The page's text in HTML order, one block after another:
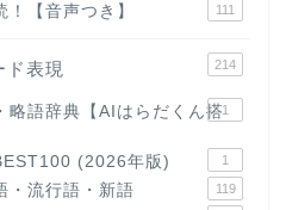
【音声つき】 111
表現 214
略語辞典【AIはらだくん搭1
(2026年版) 1
・流行語・新語 119